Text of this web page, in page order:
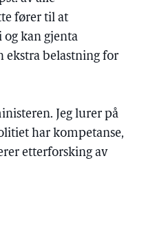
fører til at
og kan gjenta
ekstra belastning for
Jeg lurer på
har kompetanse,
etterforsking av